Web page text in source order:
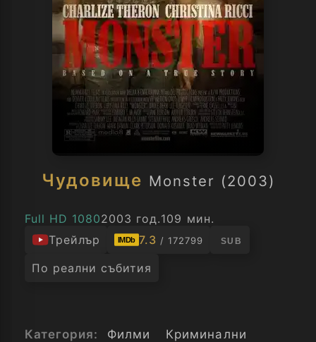
Чудовище Monster (2003)
Full HD 10802003 год.109 мин.
Трейлър
IMDb 7.3 / 172799 SUB
По реални събития
Категория: Филми
Криминални